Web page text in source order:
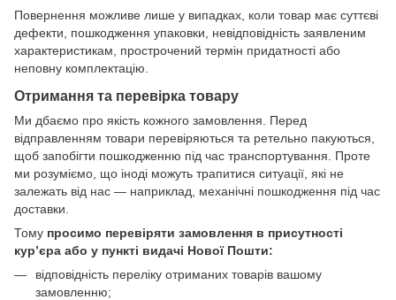
Повернення можливе лише у випадках, коли товар має суттєві
дефекти, пошкодження упаковки, невідповідність заявленим
характеристикам, прострочений термін придатності або
неповну комплектацію.
Отримання та перевірка товару
Ми дбаємо про якість кожного замовлення. Перед
відправленням товари перевіряються та ретельно пакуються,
щоб запобігти пошкодженню під час транспортування. Проте
ми розуміємо, що іноді можуть трапитися ситуації, які не
залежать від нас — наприклад, механічні пошкодження під час
доставки.
Тому просимо перевіряти замовлення в присутності
кур’єра або у пункті видачі Нової Пошти:
відповідність переліку отриманих товарів вашому
замовленню;